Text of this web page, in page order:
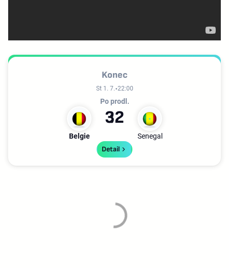
Konec
St 1. 7. 22:00
Po prodl.
Belgie
3
Senegal
2
Detail